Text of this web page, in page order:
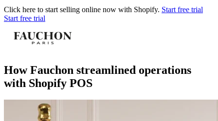
Click here to start selling online now with Shopify. Start free trial
Start free trial
How Fauchon streamlined operations
with Shopify POS